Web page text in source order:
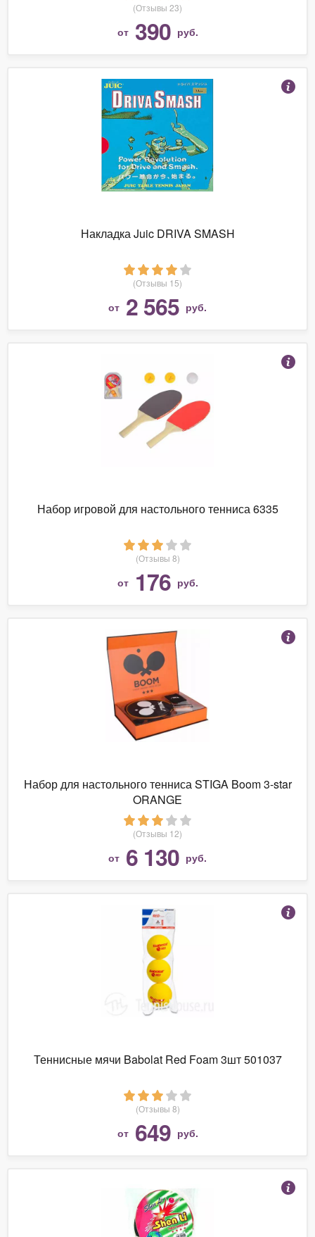
(Отзывы 23)
от 390 руб.
Накладка Juic DRIVA SMASH
(Отзывы 15)
от 2 565 руб.
Набор игровой для настольного тенниса 6335
(Отзывы 8)
от 176 руб.
Набор для настольного тенниса STIGA Boom 3-star
ORANGE
(Отзывы 12)
от 6 130 руб.
Теннисные мячи Babolat Red Foam 3шт 501037
(Отзывы 8)
от 649 руб.